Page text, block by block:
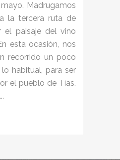
Madrugamos
la tercera ruta de
el paisaje del vino
esta ocasión, nos
recorrido un poco
habitual, para ser
el pueblo de Tías.